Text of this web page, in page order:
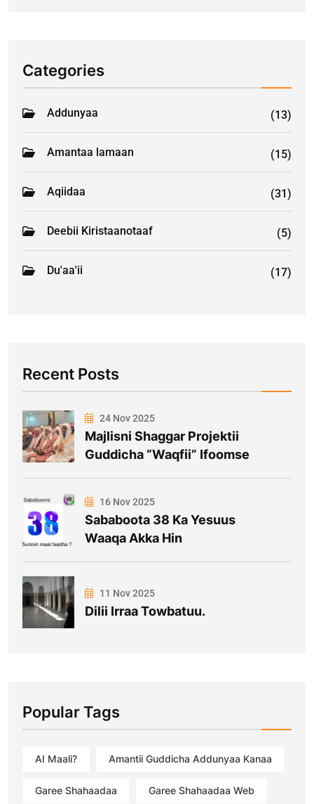
Categories
Addunyaa (13)
Amantaa lamaan (15)
Aqiidaa (31)
Deebii Kiristaanotaaf (5)
Du'aa'ii (17)
Recent Posts
24 Nov 2025
Majlisni Shaggar Projektii
Guddicha “Waqfii” Ifoomse
16 Nov 2025
Sababoota 38 Ka Yesuus
Waaqa Akka Hin
11 Nov 2025
Dilii Irraa Towbatuu.
Popular Tags
AI Maali? Amantii Guddicha Addunyaa Kanaa
Garee Shahaadaa Garee Shahaadaa Web